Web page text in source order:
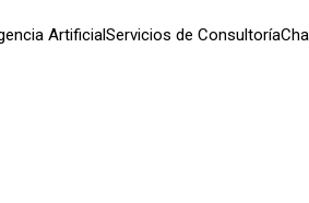
ArtificialServicios de Consultoría